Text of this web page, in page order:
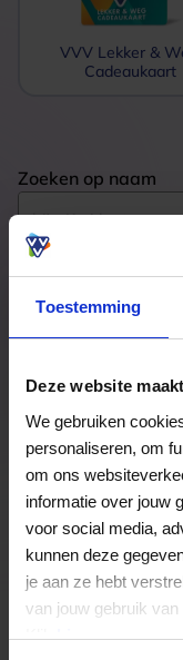
Toestemming
Deze website
We gebruiken
personaliseren, om
om ons
informatie over jouw
voor social media,
kunnen deze
je aan ze hebt
van jouw gebruik
Klikhiervoor ons
VVV Lekker &
Cadeaukaart
Zoeken op naam
Postcode
Plaats
Helaas zijn er
Wijzig je